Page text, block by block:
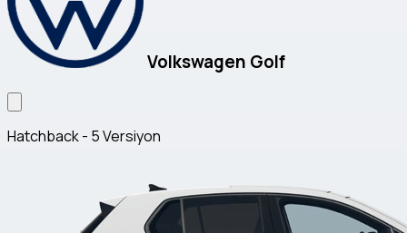
Volkswagen Golf
Hatchback - 5 Versiyon